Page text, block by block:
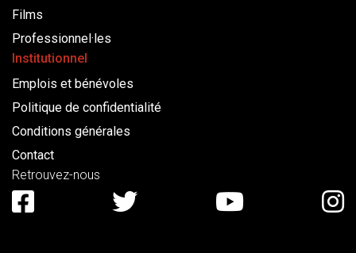
Films
Professionnel·les
Institutionnel
Emplois et bénévoles
Politique de confidentialité
Conditions générales
Contact
Retrouvez-nous